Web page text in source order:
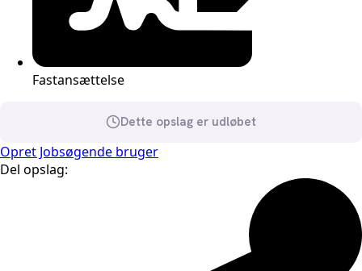
Fastansættelse
Dette opslag er udløbet
Opret Jobsøgende bruger
Del opslag: